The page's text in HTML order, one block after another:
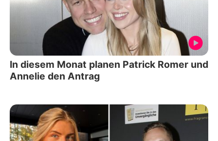
In diesem Monat planen Patrick Romer und
Annelie den Antrag